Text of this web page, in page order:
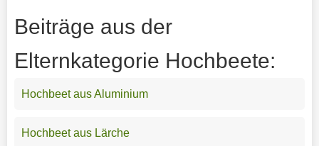
Beiträge aus der
Elternkategorie Hochbeete:
Hochbeet aus Aluminium
Hochbeet aus Lärche